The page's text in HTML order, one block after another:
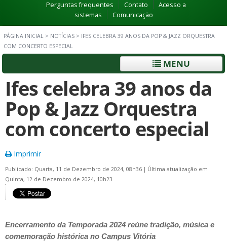
Perguntas frequentes Contato
Acesso a
sistemas
Comunicação
PÁGINA INICIAL > NOTÍCIAS > IFES CELEBRA 39 ANOS DA POP & JAZZ ORQUESTRA
COM CONCERTO ESPECIAL
MENU
Ifes celebra 39 anos da
Pop & Jazz Orquestra
com concerto especial
Imprimir
Publicado: Quarta, 11 de Dezembro de 2024, 08h36 | Última atualização em
Quinta, 12 de Dezembro de 2024, 10h23
Encerramento da Temporada 2024 reúne tradição, música e
comemoração histórica no Campus Vitória